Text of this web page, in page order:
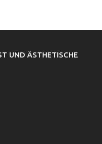
UND ÄSTHETISCHE